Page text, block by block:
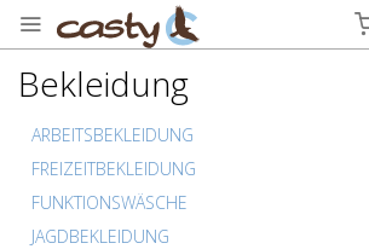
Bekleidung
ARBEITSBEKLEIDUNG
FREIZEITBEKLEIDUNG
FUNKTIONSWÄSCHE
JAGDBEKLEIDUNG